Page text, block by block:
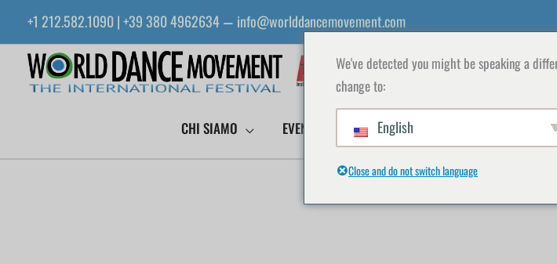
contenuto
+1 212.582.1090 | +39 380 4962634 — info@worlddancemovement.com
CHI SIAMO EVENTI WDM INSEGNANTI
We've detected you might be speaking a
change to:
English
Close and do not switch language